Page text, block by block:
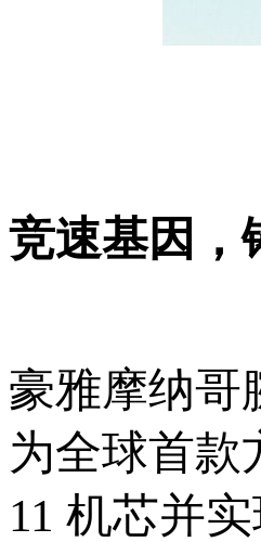
竞速基因，
豪雅摩纳哥
为全球首款
11 机芯并